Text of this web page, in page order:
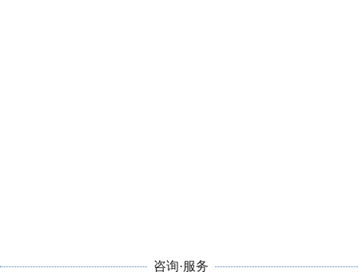
咨询·服务